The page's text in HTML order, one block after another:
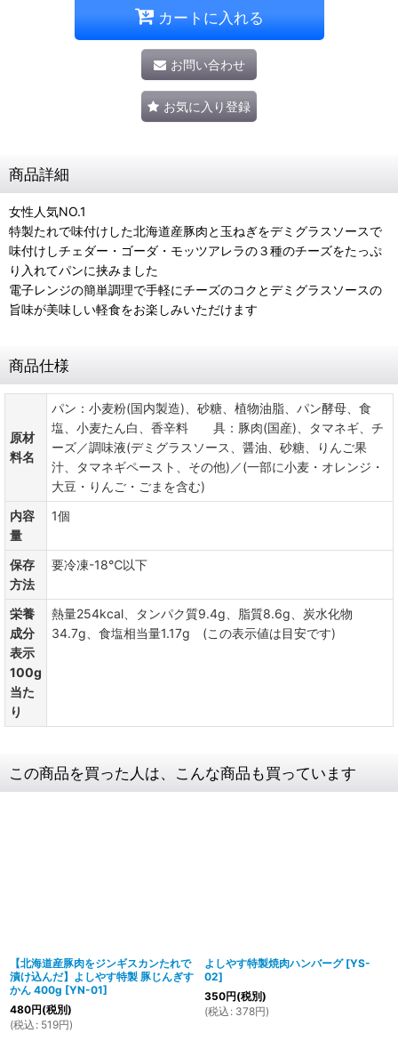
カートに入れる
お問い合わせ
お気に入り登録
商品詳細
女性人気NO.1
特製たれで味付けした北海道産豚肉と玉ねぎをデミグラスソースで
味付けしチェダー・ゴーダ・モッツアレラの３種のチーズをたっぷ
り入れてパンに挟みました
電子レンジの簡単調理で手軽にチーズのコクとデミグラスソースの
旨味が美味しい軽食をお楽しみいただけます
商品仕様
原材
料名
パン：小麦粉(国内製造)、砂糖、植物油脂、パン酵母、食
塩、小麦たん白、香辛料 具：豚肉(国産)、タマネギ、チ
ーズ／調味液(デミグラスソース、醤油、砂糖、りんご果
汁、タマネギペースト、その他)／(一部に小麦・オレンジ・
大豆・りんご・ごまを含む)
内容
量
1個
保存
方法
要冷凍-18℃以下
栄養
成分
表示
100g
当た
り
熱量254kcal、タンパク質9.4g、脂質8.6g、炭水化物
34.7g、食塩相当量1.17g (この表示値は目安です)
この商品を買った人は、こんな商品も買っています
【北海道産豚肉をジンギスカンたれで
漬け込んだ】よしやす特製 豚じんぎす
かん 400g [YN-01]
480円(税別)
(税込 : 519円)
よしやす特製焼肉ハンバーグ [YS-
02]
350円(税別)
(税込 : 378円)